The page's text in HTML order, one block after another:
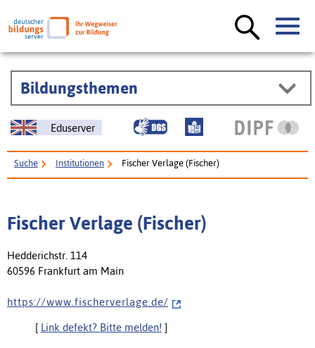
Bildungsthemen
Eduserver
Suche Institutionen Fischer Verlage (Fischer)
Fischer Verlage (Fischer)
Hedderichstr. 114
60596 Frankfurt am Main
h t t p s : / / w w w . f i s c h e r v e r l a g e . d e /
[ Link defekt? Bitte melden! ]